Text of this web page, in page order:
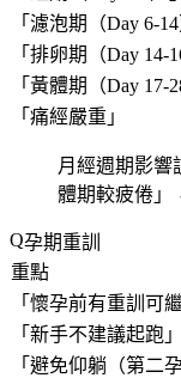
「 濾泡期（Day 6-14
「 排卵期（Day 14-
「 黃體期（Day 17-
「 痛經嚴重 」
月經週期影
體期較疲倦 」
孕期重訓
重點
「 懷孕前有重訓可
「 新手不建議起跑 」
「 避免仰躺（第二孕